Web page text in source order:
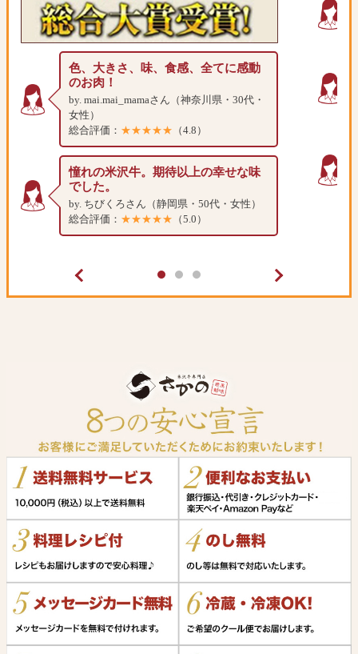
色、大きさ、味、食感、全てに感動
のお肉！
by. mai.mai_mamaさん（神奈川県・30代・
女性）
総合評価： ★★★★★ （4.8）
憧れの米沢牛。期待以上の幸せな味
でした。
by. ちびくろさん（静岡県・50代・女性）
総合評価： ★★★★★ （5.0）